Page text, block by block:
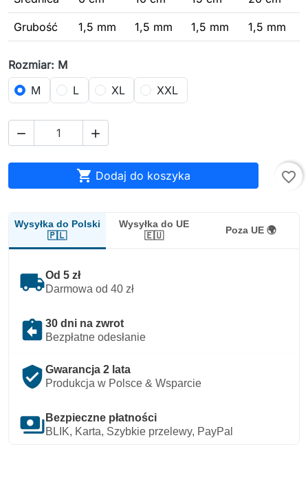
Grubość 1,5 mm 1,5 mm 1,5 mm 1,5 mm
Rozmiar: M
M
L XL XXL
 
 Dodaj do koszyka favorite_border
Wysyłka do Polski
🇵🇱
Wysyłka do UE
🇪🇺
Poza UE 🌍
local_shippingOd 5 zł
Darmowa od 40 zł
assignment_return 30 dni na zwrot
Bezpłatne odesłanie
verified_user Gwarancja 2 lata
Produkcja w Polsce & Wsparcie
payments Bezpieczne płatności
BLIK, Karta, Szybkie przelewy, PayPal